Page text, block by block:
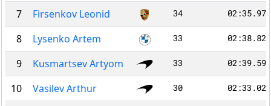
7 Firsenkov Leonid 34 02:35.972
8 Lysenko Artem 33 02:38.820
9 Kusmartsev Artyom 33 02:39.592
10 Vasilev Arthur 30 02:33.025